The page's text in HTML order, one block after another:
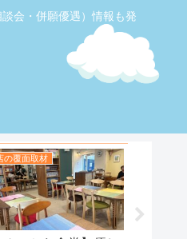
会・併願優遇）情報も発
の覆面取材